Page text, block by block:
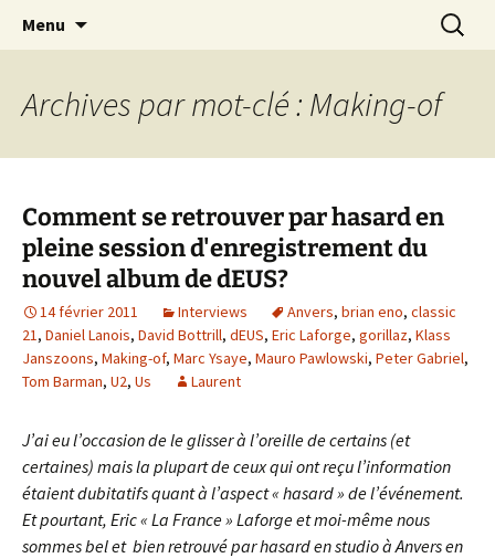
Laurent Rieppi
Journaliste musical · Historien du rock ·
Conférencier
Menu
Archives par mot-clé : Making-of
Comment se retrouver par hasard en
pleine session d'enregistrement du
nouvel album de dEUS?
14 février 2011 Interviews Anvers, brian eno, classic
21, Daniel Lanois, David Bottrill, dEUS, Eric Laforge, gorillaz, Klass
Janszoons, Making-of, Marc Ysaye, Mauro Pawlowski, Peter Gabriel,
Tom Barman, U2, Us Laurent
J’ai eu l’occasion de le glisser à l’oreille de certains (et
certaines) mais la plupart de ceux qui ont reçu l’information
étaient dubitatifs quant à l’aspect « hasard » de l’événement.
Et pourtant, Eric « La France » Laforge et moi-même nous
sommes bel et bien retrouvé par hasard en studio à Anvers en